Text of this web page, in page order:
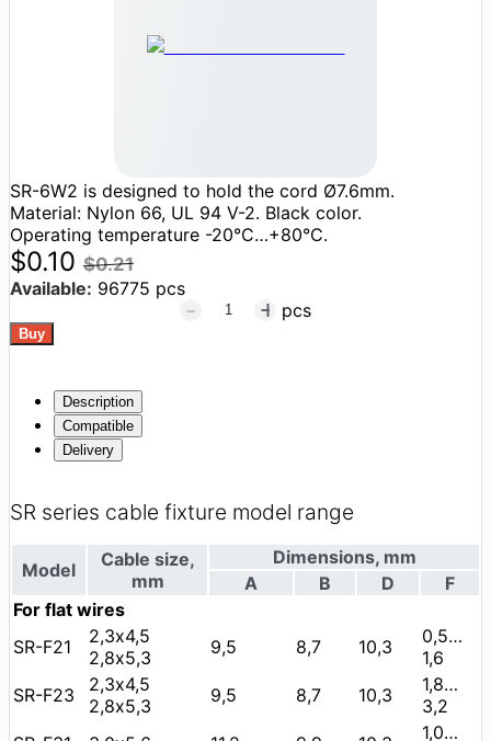
SR-6W2 is designed to hold the cord Ø7.6mm.
Material: Nylon 66, UL 94 V-2. Black color.
Operating temperature -20°C…+80°C.
$0.10 $0.21
Available: 96775 pcs
pcs
Description
Compatible
Delivery
SR series cable fixture model range
Model
Cable size,
mm
Dimensions, mm
А
В D
F
For flat wires
SR-F21
2,3х4,5
2,8х5,3
9,5 8,7 10,3
0,5…
1,6
SR-F23
2,3х4,5
2,8х5,3
9,5 8,7 10,3
1,8…
3,2
1,0…